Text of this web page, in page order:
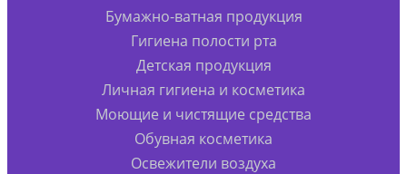
Бумажно-ватная продукция
Гигиена полости рта
Детская продукция
Личная гигиена и косметика
Моющие и чистящие средства
Обувная косметика
Освежители воздуха